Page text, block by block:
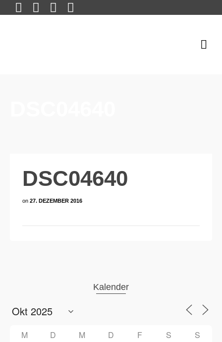
DSC04640
on 27. DEZEMBER 2016
Kalender
M D M D F S S